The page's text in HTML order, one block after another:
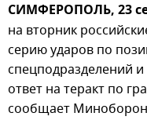
СИМФЕРОПОЛЬ, 23
на вторник
серию ударов по
спецподразделений
ответ на теракт по
сообщает